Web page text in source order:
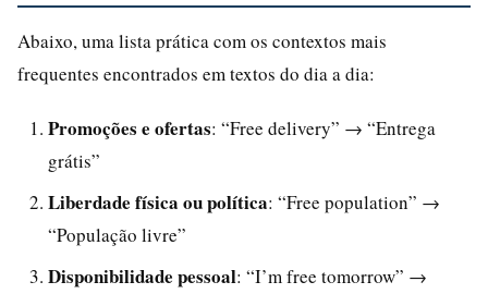
Abaixo, uma lista prática com os contextos mais
frequentes encontrados em textos do dia a dia:
Promoções e ofertas: “Free delivery” → “Entrega
grátis”
Liberdade física ou política: “Free population” →
“População livre”
Disponibilidade pessoal: “I’m free tomorrow” →